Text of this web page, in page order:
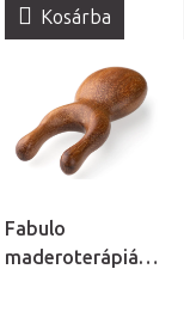
Kosárba
Fabulo
maderoterápiás